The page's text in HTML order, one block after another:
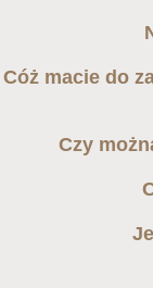
Cóż macie do
Czy